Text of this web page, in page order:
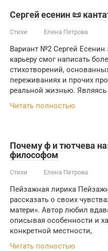
Сергей есенин 📜
Стихи Елена Петрова
Вариант №2 Сергей
карьеру смог написать
стихотворений,
переживаниях и прочих
реальной жизнью.
Читать полностью
Почему ф и тютчева
философом
Стихи Елена Петрова
Пейзажная лирика
рассказать о своих
матери». Автор любил
описывая особенности и
конкретной местности,
Читать полностью